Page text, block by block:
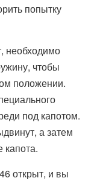
попытку
необходимо
чтобы
положении.
под капотом.
а затем
капота.
открыт, и вы